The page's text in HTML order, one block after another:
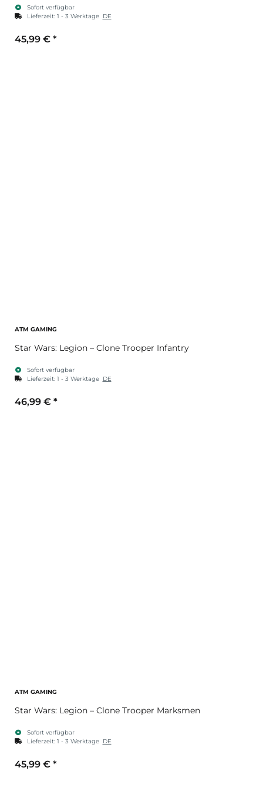
Sofort verfügbar
Lieferzeit: 1 - 3 Werktage DE
45,99 € *
ATM GAMING
Star Wars: Legion – Clone Trooper Infantry
Sofort verfügbar
Lieferzeit: 1 - 3 Werktage DE
46,99 € *
ATM GAMING
Star Wars: Legion – Clone Trooper Marksmen
Sofort verfügbar
Lieferzeit: 1 - 3 Werktage DE
45,99 € *